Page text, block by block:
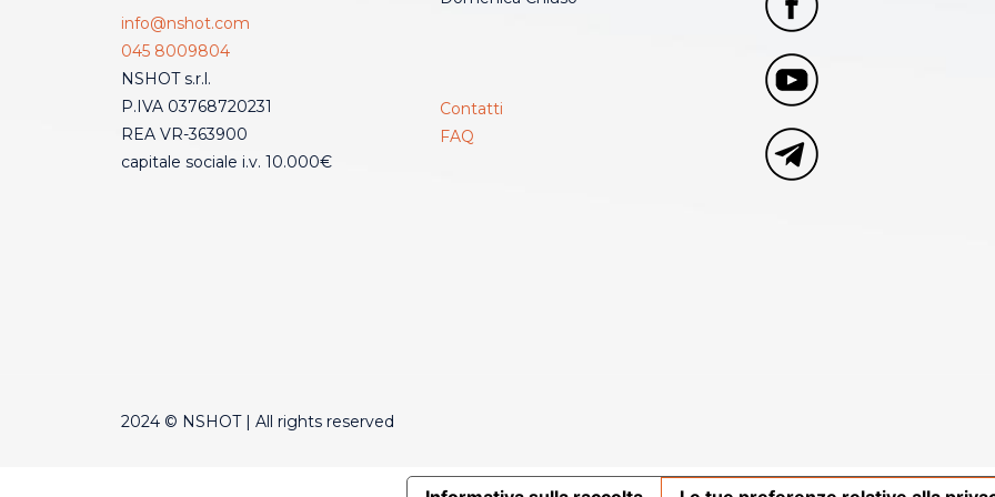
info@nshot.com
045 8009804
NSHOT s.r.l.
P.IVA 03768720231
REA VR-363900
capitale sociale i.v. 10.000€
Contatti
FAQ
2024 © NSHOT | All rights reserved